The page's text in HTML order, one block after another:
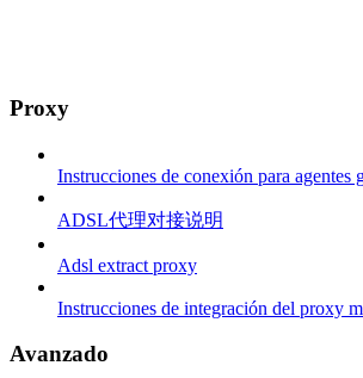
Proxy
Instrucciones de conexión para agentes
ADSL代理对接说明
Adsl extract proxy
Instrucciones de integración del proxy
Avanzado